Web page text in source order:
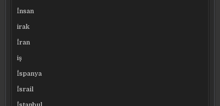
İnsan
irak
İran
iş
İspanya
İsrail